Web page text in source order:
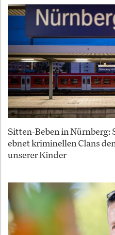
Sitten-Beben in Nürnberg:
ebnet kriminellen Clans
unserer Kinder